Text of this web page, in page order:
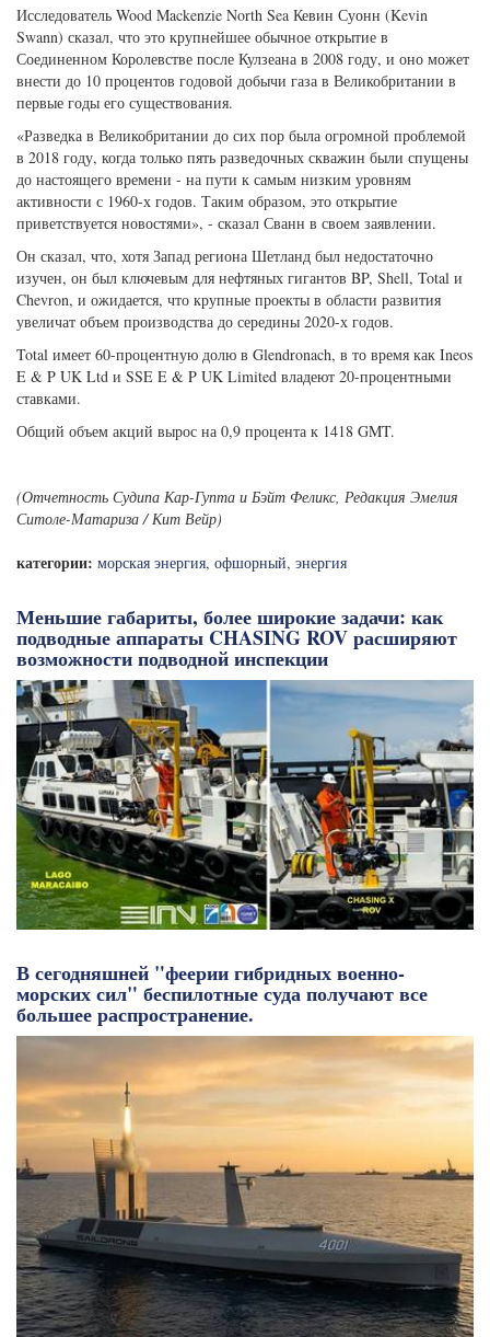
Исследователь Wood Mackenzie North Sea Кевин Суонн (Kevin
Swann) сказал, что это крупнейшее обычное открытие в
Соединенном Королевстве после Кулзеана в 2008 году, и оно может
внести до 10 процентов годовой добычи газа в Великобритании в
первые годы его существования.
«Разведка в Великобритании до сих пор была огромной проблемой
в 2018 году, когда только пять разведочных скважин были спущены
до настоящего времени - на пути к самым низким уровням
активности с 1960-х годов. Таким образом, это открытие
приветствуется новостями», - сказал Сванн в своем заявлении.
Он сказал, что, хотя Запад региона Шетланд был недостаточно
изучен, он был ключевым для нефтяных гигантов BP, Shell, Total и
Chevron, и ожидается, что крупные проекты в области развития
увеличат объем производства до середины 2020-х годов.
Total имеет 60-процентную долю в Glendronach, в то время как Ineos
E & P UK Ltd и SSE E & P UK Limited владеют 20-процентными
ставками.
Общий объем акций вырос на 0,9 процента к 1418 GMT.
(Отчетность Судипа Кар-Гупта и Бэйт Феликс, Редакция Эмелия
Ситоле-Матариза / Кит Вейр)
категории: морская энергия, офшорный, энергия
Меньшие габариты, более широкие задачи: как
подводные аппараты CHASING ROV расширяют
возможности подводной инспекции
В сегодняшней "феерии гибридных военно-
морских сил" беспилотные суда получают все
большее распространение.